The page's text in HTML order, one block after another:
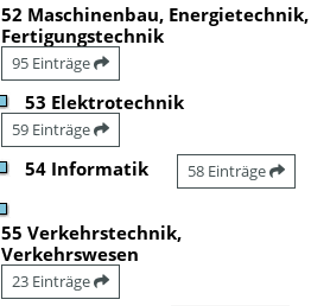
52 Maschinenbau, Energietechnik,
Fertigungstechnik
95 Einträge
53 Elektrotechnik
59 Einträge
54 Informatik 58 Einträge
55 Verkehrstechnik,
Verkehrswesen
23 Einträge